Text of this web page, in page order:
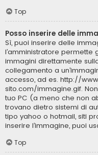
Top
Posso inserire delle
Sì, puoi inserire delle
l’amministratore
immagini direttamente
collegamento a
accesso, ad es. http://
sito.com/immagine.gif.
tuo PC (a meno che non
trovano dietro sistemi di
tipo yahoo o hotmail, siti
inserire l’immagine, puoi
Top